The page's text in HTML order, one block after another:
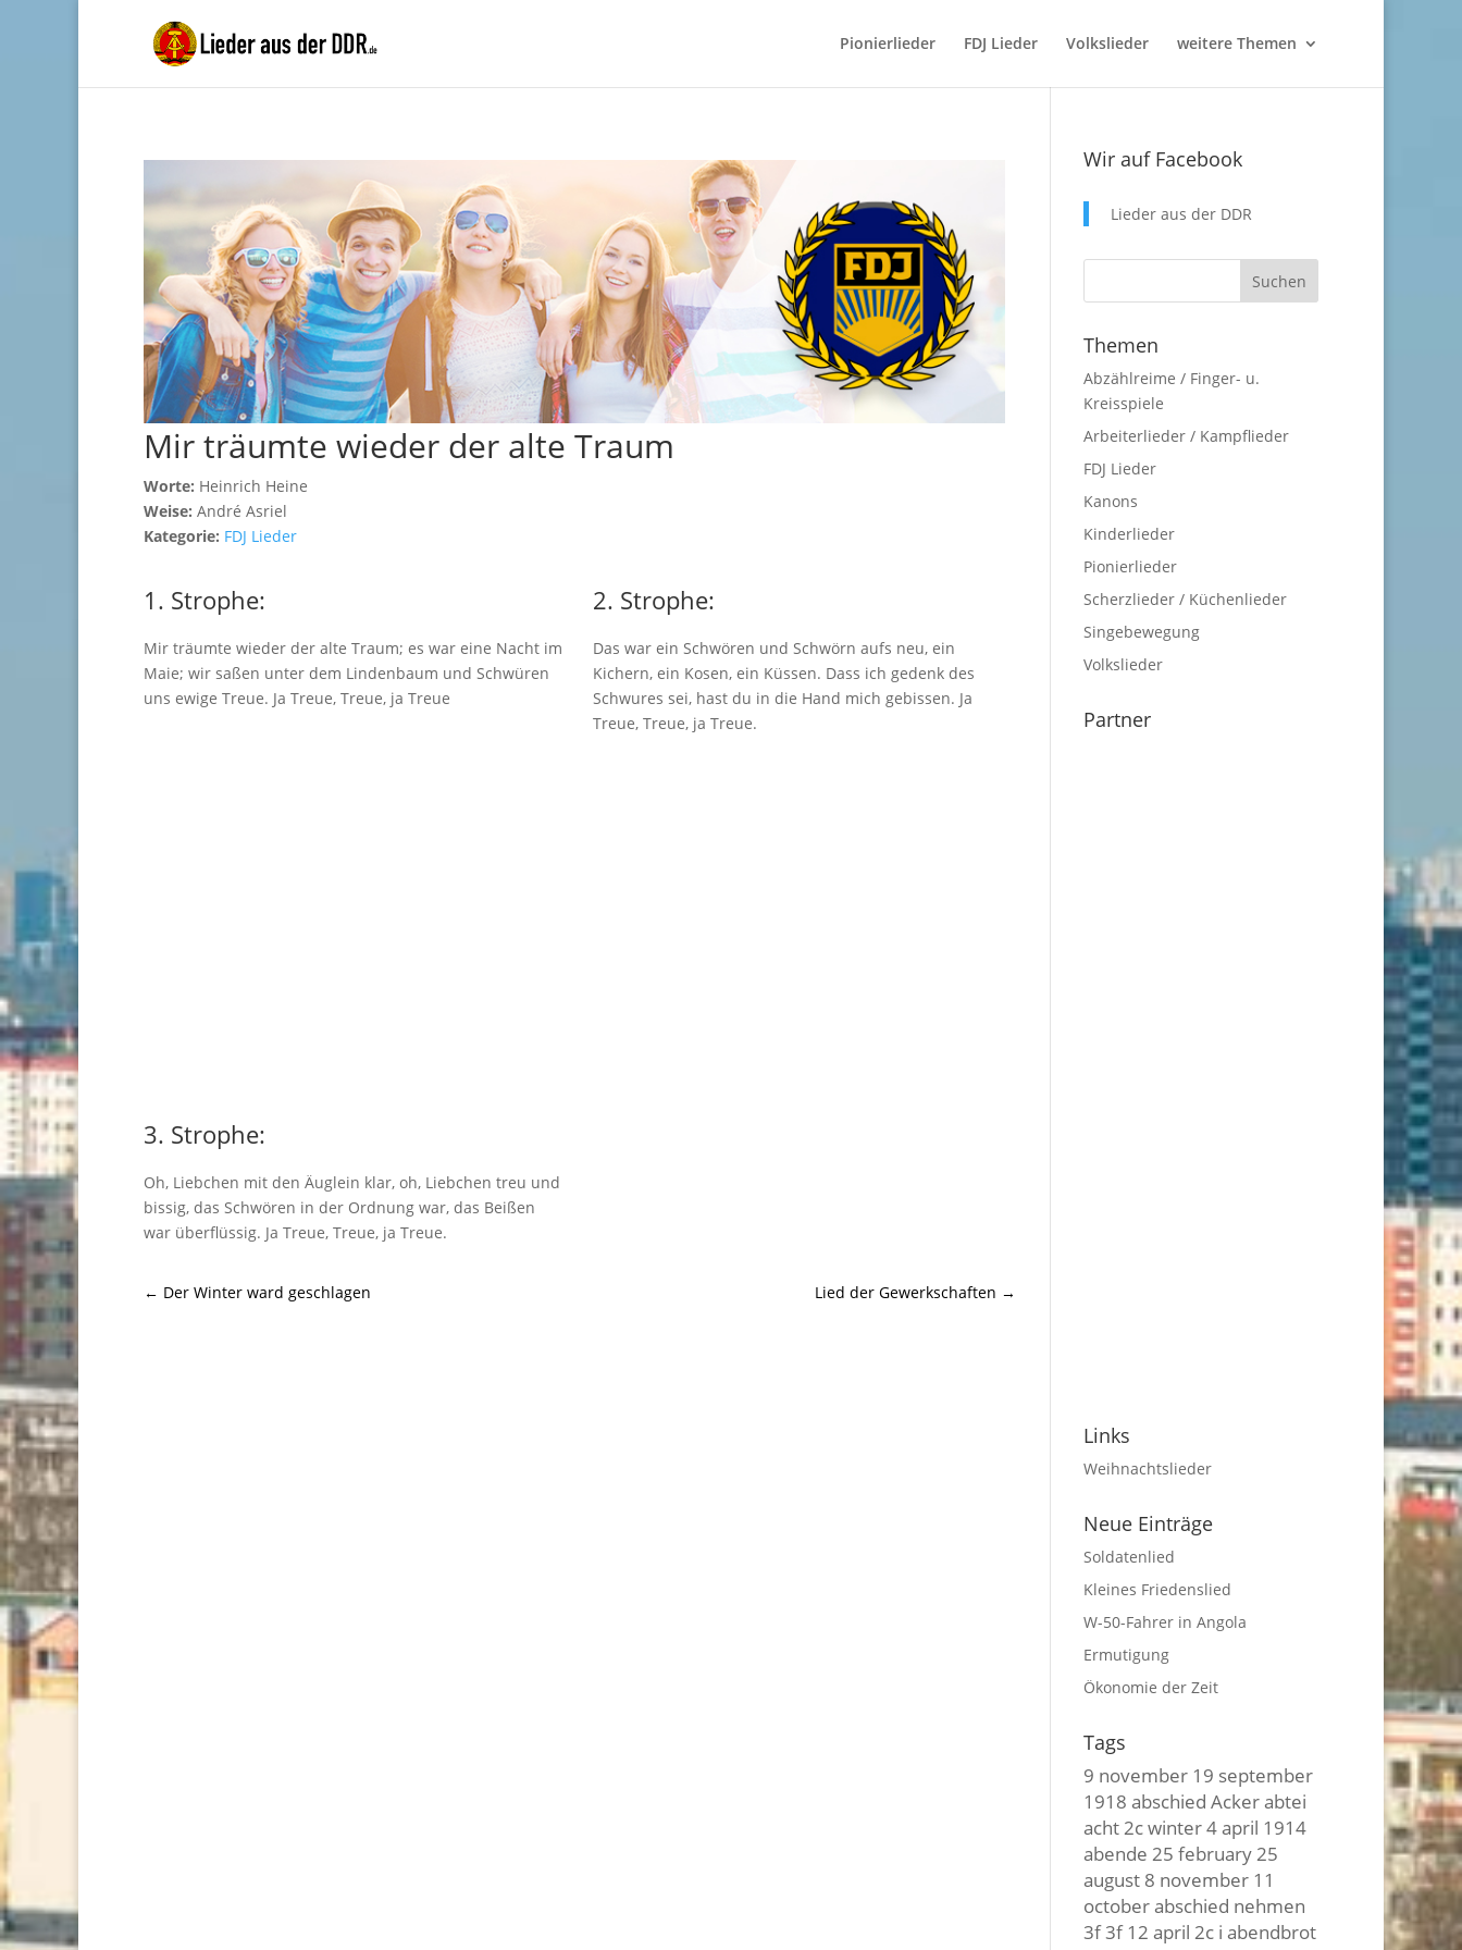
Pionierlieder FDJ Lieder Volkslieder weitere Themen
Mir träumte wieder der alte Traum
Worte: Heinrich Heine
Weise: André Asriel
Kategorie: FDJ Lieder
1. Strophe:
Mir träumte wieder der alte Traum; es war eine Nacht im
Maie; wir saßen unter dem Lindenbaum und Schwüren
uns ewige Treue. Ja Treue, Treue, ja Treue
2. Strophe:
Das war ein Schwören und Schwörn aufs neu, ein
Kichern, ein Kosen, ein Küssen. Dass ich gedenk des
Schwures sei, hast du in die Hand mich gebissen. Ja
Treue, Treue, ja Treue.
3. Strophe:
Oh, Liebchen mit den Äuglein klar, oh, Liebchen treu und
bissig, das Schwören in der Ordnung war, das Beißen
war überflüssig. Ja Treue, Treue, ja Treue.
← Der Winter ward geschlagen Lied der Gewerkschaften →
Wir auf Facebook
Lieder aus der DDR
Themen
Abzählreime / Finger- u.
Kreisspiele
Arbeiterlieder / Kampflieder
FDJ Lieder
Kanons
Kinderlieder
Pionierlieder
Scherzlieder / Küchenlieder
Singebewegung
Volkslieder
Partner
Links
Weihnachtslieder
Neue Einträge
Soldatenlied
Kleines Friedenslied
W-50-Fahrer in Angola
Ermutigung
Ökonomie der Zeit
Tags
9 november 19 september
1918 abschied Ackerabtei
acht2c winter4 april 1914
abende 25 february25
august 8 november 11
octoberabschied nehmen
3f 3f12 april 2c i abendbrot